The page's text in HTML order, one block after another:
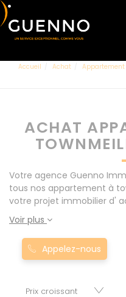
Accueil Achat Appartement
ACHAT
Votre agence Guenno
tous nos appartement à townmeillac0meillac pour réussir
votre projet immobilier d' achat. Consultez
nos offres à Rennes mais
Rheu, Pacé, Montgermont... Nos appartement T4 à
townmeillac0meillac sont proposés au meilleur prix du
marché pour permettre
appartements, maisons,
Voir plus
Appelez-nous